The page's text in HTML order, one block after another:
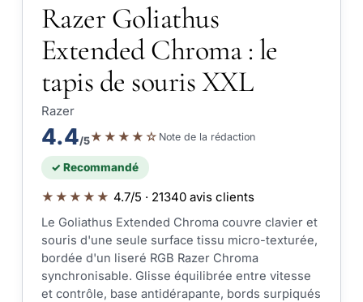
Razer Goliathus
Extended Chroma : le
tapis de souris XXL
Razer
4.4/5★★★★☆ Note de la rédaction
✓ Recommandé
★★★★★ 4.7/5 · 21340 avis clients
Le Goliathus Extended Chroma couvre clavier et
souris d'une seule surface tissu micro-texturée,
bordée d'un liseré RGB Razer Chroma
synchronisable. Glisse équilibrée entre vitesse
et contrôle, base antidérapante, bords surpiqués